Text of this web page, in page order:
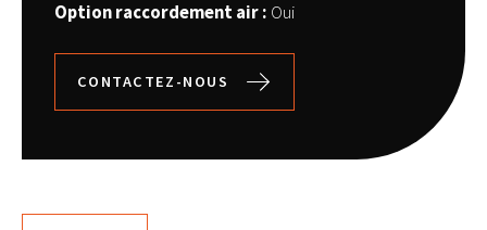
Option raccordement air : Oui
CONTACTEZ-NOUS